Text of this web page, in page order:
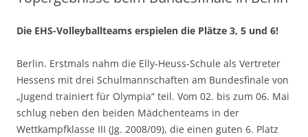
Die EHS-Volleyballteams erspielen die Plätze 3, 5 und 6!
Berlin. Erstmals nahm die Elly-Heuss-Schule als Vertreter
Hessens mit drei Schulmannschaften am Bundesfinale von
„Jugend trainiert für Olympia“ teil. Vom 02. bis zum 06. Mai
schlug neben den beiden Mädchenteams in der
Wettkampfklasse III (Jg. 2008/09), die einen guten 6. Platz